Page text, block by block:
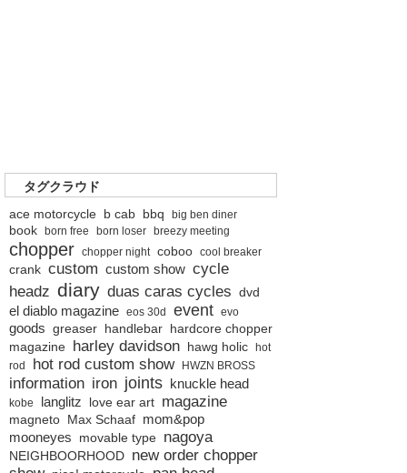
タグクラウド
ace motorcycle b cab bbq big ben diner
book born free born loser breezy meeting
chopper chopper night coboo cool breaker
crank custom custom show cycle
headz diary duas caras cycles dvd
el diablo magazine eos 30d event evo
goods greaser handlebar
hardcore chopper
magazine
harley davidson hawg holic
hot
rod
hot rod custom show HWZN BROSS
information iron joints knuckle head
kobe langlitz love ear art magazine
magneto Max Schaaf mom&pop
mooneyes
movable type nagoya
NEIGHBOORHOOD new order chopper